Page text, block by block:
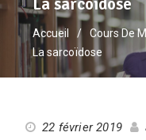
Accueil Cours De
La sarcoïdose
22 février 2019